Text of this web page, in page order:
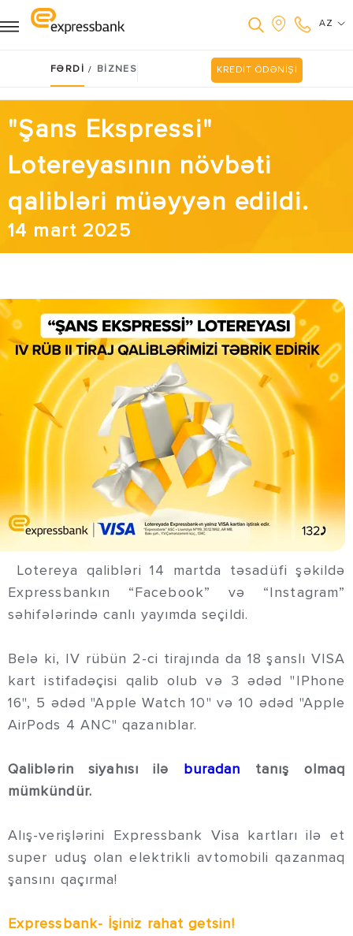
AZ
FƏRDİ / BİZNES KREDİT ÖDƏNİŞİ
"Şans Ekspressi"
Lotereyasının növbəti
qalibləri müəyyən edildi.
14 mart 2025
Lotereya qalibləri 14 martda təsadüfi şəkildə
Expressbankın “Facebook” və “Instagram”
səhifələrində canlı yayımda seçildi.
Belə ki, IV rübün 2-ci tirajında da 18 şanslı VISA
kart istifadəçisi qalib olub və 3 ədəd "IPhone
16", 5 ədəd "Apple Watch 10" və 10 ədəd "Apple
AirPods 4 ANC" qazanıblar.
Qaliblərin siyahısı ilə buradan
tanış olmaq
mümkündür.
Alış-verişlərini Expressbank Visa kartları ilə et
super uduş olan elektrikli avtomobili qazanmaq
şansını qaçırma!
Expressbank- İşiniz rahat getsin!